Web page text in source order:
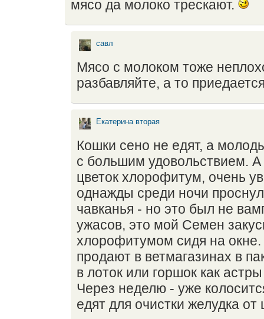
мясо да молоко трескают.
савл
Мясо с молоком тоже
разбавляйте, а то
Екатерина вторая
Кошки сено не едят, а
с большим удовольствием.
цветок хлорофитум, очень
однажды среди ночи
чавканья - но это был не
ужасов, это мой Семен
хлорофитумом сидя на
продают в ветмагазинах в
в лоток или горшок как
Через неделю - уже
едят для очистки желудка от